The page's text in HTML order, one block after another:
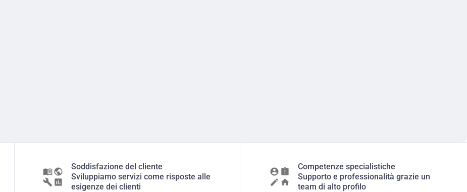
Soddisfazione del cliente
Sviluppiamo servizi come risposte alle
esigenze dei clienti
Competenze specialistiche
Supporto e professionalità grazie un
team di alto profilo